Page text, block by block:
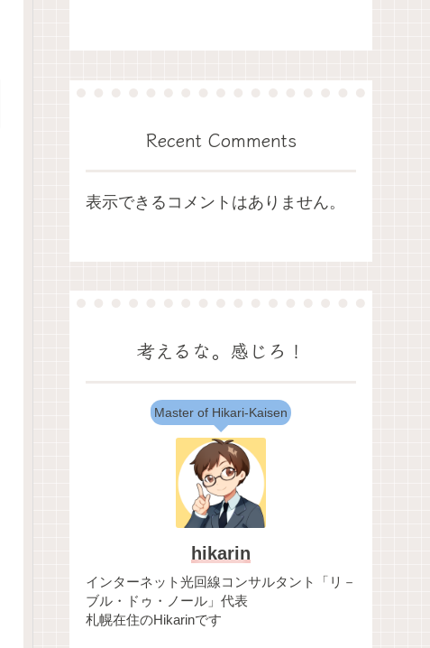
Recent Comments
表示できるコメントはありません。
考えるな。感じろ！
Master of Hikari-Kaisen
hikarin
インターネット光回線コンサルタント「リ－
ブル・ドゥ・ノール」代表
札幌在住のHikarinです